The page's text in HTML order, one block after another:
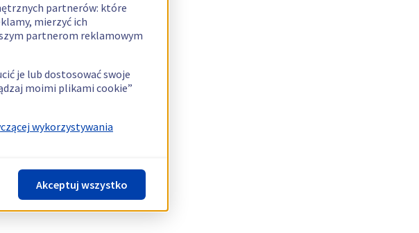
partnerów: które
mierzyć ich
partnerom reklamowym
je lub dostosować swoje
moimi plikami cookie”
wykorzystywania
Akceptuj wszystko